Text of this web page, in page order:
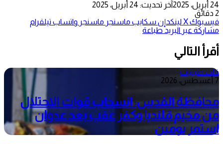
24 أبريل، 2025
آخر تحديث: 24 أبريل، 2025
2 دقائق
فيسبوك‫Xلينكدإن سكايب ماسنجر ماسنجر واتساب تيلقرام
مشاركة عبر البريد طباعة
أقرأ التالي
فلسطينيات
7 أغسطس، 2026
محافظة القدس: انسحاب قوات الاحتلال
من مخيم قلنديا وكفر عقب بعد عدوان
استمر يومين